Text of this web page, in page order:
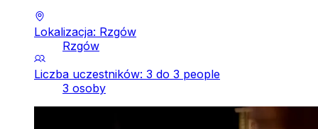
Lokalizacja: Rzgów
Rzgów
Liczba uczestników: 3 do 3 people
3 osoby